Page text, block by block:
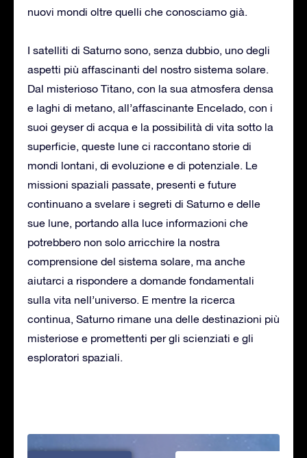
nuovi mondi oltre quelli che conosciamo già.
I satelliti di Saturno sono, senza dubbio, uno degli
aspetti più affascinanti del nostro sistema solare.
Dal misterioso Titano, con la sua atmosfera densa
e laghi di metano, all’affascinante Encelado, con i
suoi geyser di acqua e la possibilità di vita sotto la
superficie, queste lune ci raccontano storie di
mondi lontani, di evoluzione e di potenziale. Le
missioni spaziali passate, presenti e future
continuano a svelare i segreti di Saturno e delle
sue lune, portando alla luce informazioni che
potrebbero non solo arricchire la nostra
comprensione del sistema solare, ma anche
aiutarci a rispondere a domande fondamentali
sulla vita nell’universo. E mentre la ricerca
continua, Saturno rimane una delle destinazioni più
misteriose e promettenti per gli scienziati e gli
esploratori spaziali.